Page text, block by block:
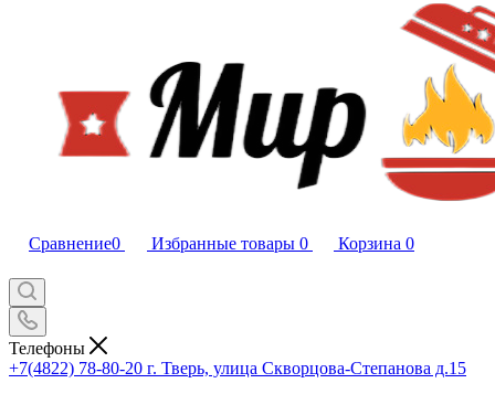
Сравнение0 Избранные товары 0 Корзина 0
Телефоны
+7(4822) 78-80-20 г. Тверь, улица Скворцова-Степанова д.15